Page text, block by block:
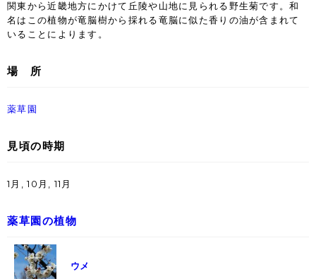
関東から近畿地方にかけて丘陵や山地に見られる野生菊です。和
名はこの植物が竜脳樹から採れる竜脳に似た香りの油が含まれて
いることによります。
場 所
薬草園
見頃の時期
1月, 10月, 11月
薬草園の植物
ウメ